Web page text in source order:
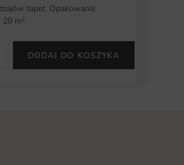
tapet. Opakowanie
m².
DODAJ DO KOSZYKA